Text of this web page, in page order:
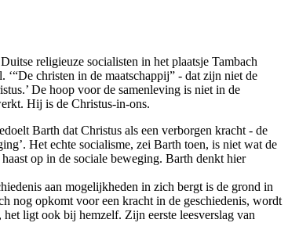
religieuze socialisten in het plaatsje Tambach
christen in de maatschappij” - dat zijn niet de
De hoop voor de samenleving is niet in de
Hij is de Christus-in-ons.
Barth dat Christus als een verborgen kracht - de
Het echte socialisme, zei Barth toen, is niet wat de
haast op in de sociale beweging­. Barth denkt hier
aan mogelijkheden in zich bergt is de grond in
nog opkomt voor een kracht in de geschiedenis, wordt
ligt ook bij hemzelf. Zijn eerste leesverslag van